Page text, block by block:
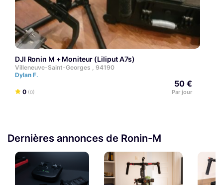
DJI Ronin M + Moniteur (Liliput A7s)
Villeneuve-Saint-Georges , 94190
Dylan F.
0 (0)
50 €
Par jour
Dernières annonces de Ronin-M